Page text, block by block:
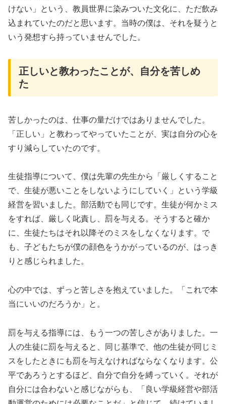
けない」という、教員世界に染みついた文化に、ただ飲み
込まれていたのだと思います。当時の僕は、それを疑うと
いう発想すら持っていませんでした。
正しいと教わったことが、自分を苦しめ
た
苦しかったのは、仕事の量だけではありませんでした。
「正しい」と教わってやっていたことが、実は自分の心を
すり減らしていたのです。
生徒指導について、僕は先輩の先生から「厳しくすること
で、生徒が悪いことをしないようにしていく」という学級
経営を習いました。部活動でも同じです。生徒が何かミス
をすれば、厳しく叱責し、罰を与える。そうすると確か
に、生徒たちはそれ以降そのミスをしなくなります。で
も、子どもたちが僕の顔色をうかがっているのが、はっき
りと感じられました。
心の中では、ずっと苦しさを抱えていました。「これで本
当にいいのだろうか」と。
罰を与える指導には、もう一つの苦しさがありました。一
人の生徒に罰を与えると、同じ基準で、他の生徒が同じミ
スをしたときにも罰を与えなければならなくなります。公
平であろうとするほど、自分で自分を縛っていく。それが
自分には合わないと感じながらも、「良い学級経営や部活